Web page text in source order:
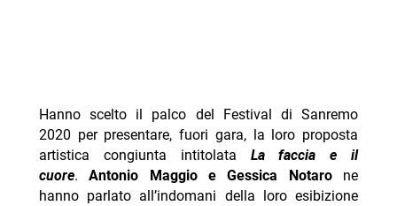
Hanno scelto il palco del Festival di Sanremo
2020 per presentare, fuori gara, la loro proposta
artistica congiunta intitolata La faccia e il
cuore.Antonio Maggio e Gessica Notaro ne
hanno parlato all’indomani della loro esibizione